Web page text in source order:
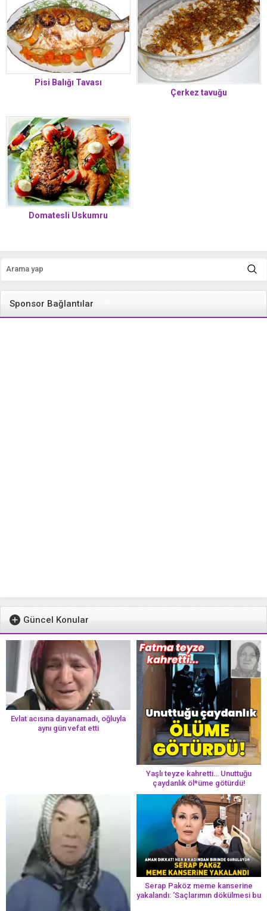
Pisi Balığı Tavası
Çerkez tavuğu
Domatesli Uskumru
Sponsor Bağlantılar
Güncel Konular
Evlat acısına dayanamadı, oğluyla
aynı gün vefat etti
Yaşlı teyze kahretti… Unuttuğu
çaydanlık öl*üme götürdü!
Serap Paköz meme kanserine
yakalandı: ‘Saçlarımın dökülmesi bu